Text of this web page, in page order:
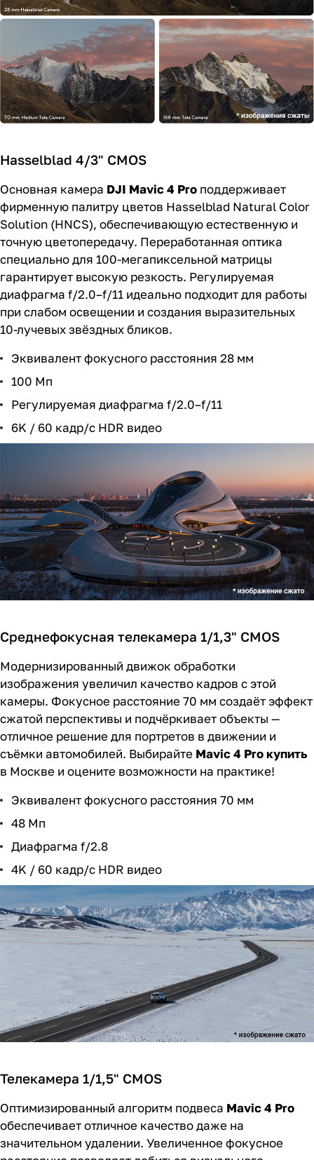
Hasselblad 4/3" CMOS
Основная камера DJI Mavic 4 Pro поддерживает
фирменную палитру цветов Hasselblad Natural Color
Solution (HNCS), обеспечивающую естественную и
точную цветопередачу. Переработанная оптика
специально для 100-мегапиксельной матрицы
гарантирует высокую резкость. Регулируемая
диафрагма f/2.0–f/11 идеально подходит для работы
при слабом освещении и создания выразительных
10-лучевых звёздных бликов.
Эквивалент фокусного расстояния 28 мм
100 Мп
Регулируемая диафрагма f/2.0–f/11
6K / 60 кадр/с HDR видео
Среднефокусная телекамера 1/1,3" CMOS
Модернизированный движок обработки
изображения увеличил качество кадров с этой
камеры. Фокусное расстояние 70 мм создаёт эффект
сжатой перспективы и подчёркивает объекты —
отличное решение для портретов в движении и
съёмки автомобилей. Выбирайте Mavic 4 Pro купить
в Москве и оцените возможности на практике!
Эквивалент фокусного расстояния 70 мм
48 Мп
Диафрагма f/2.8
4K / 60 кадр/с HDR видео
Телекамера 1/1,5" CMOS
Оптимизированный алгоритм подвеса Mavic 4 Pro
обеспечивает отличное качество даже на
значительном удалении. Увеличенное фокусное